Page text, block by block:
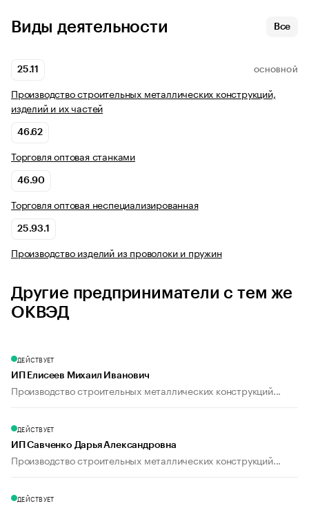
Виды деятельности Все
25.11 ОСНОВНОЙ
Производство строительных металлических конструкций,
изделий и их частей
46.62
Торговля оптовая станками
46.90
Торговля оптовая неспециализированная
25.93.1
Производство изделий из проволоки и пружин
Другие предприниматели с тем же
ОКВЭД
ДЕЙСТВУЕТ
ИП Елисеев Михаил Иванович
Производство строительных металлических конструкций...
ДЕЙСТВУЕТ
ИП Савченко Дарья Александровна
Производство строительных металлических конструкций...
ДЕЙСТВУЕТ